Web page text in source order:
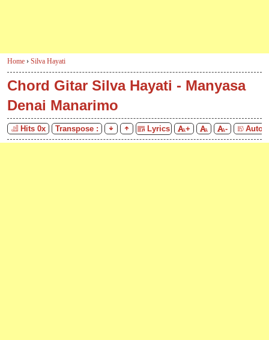
Home › Silva Hayati
Chord Gitar Silva Hayati - Manyasa
Denai Manarimo
Hits 0x Transpose : Lyrics + - Auto